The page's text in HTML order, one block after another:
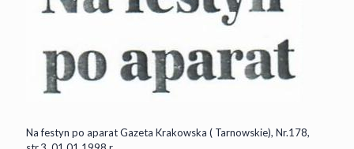
Na festyn po aparat Gazeta Krakowska ( Tarnowskie), Nr.178,